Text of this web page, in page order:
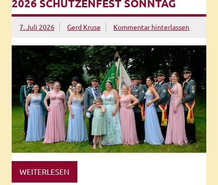
2026 SCHÜTZENFEST SONNTAG
7. Juli 2026 Gerd Kruse Kommentar hinterlassen
WEITERLESEN